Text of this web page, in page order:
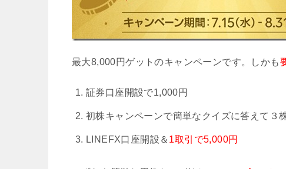
最大8,000円ゲットのキャンペーンです。しかも
証券口座開設で1,000円
初株キャンペーンで簡単なクイズに答えて３
LINEFX口座開設＆ 1取引で5,000円